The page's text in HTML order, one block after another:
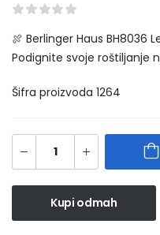
🍖 Berlinger Haus BH8036
Podignite svoje roštiljanje
Šifra proizvoda 1264
Kupi odmah